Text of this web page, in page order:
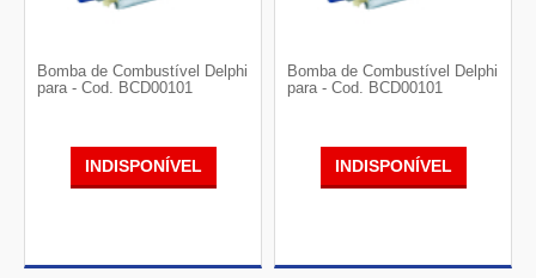
Bomba de Combustível Delphi
para - Cod. BCD00101
INDISPONÍVEL
Bomba de Combustível Delphi
para - Cod. BCD00101
INDISPONÍVEL